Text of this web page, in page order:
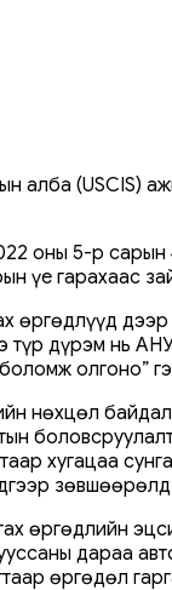
алба (USCIS)
оны 5-р
үе гарахаас
өргөдлүүд
түр дүрэм нь
олгоно”
нөхцөл
хугацаа
өргөдлийн
дараа
өргөдөл